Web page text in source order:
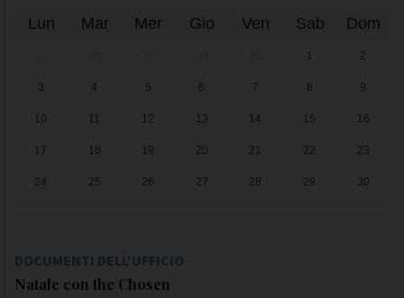
Lun
Mar Mer Gio Ven Sab Dom
1 2
3 4 5 6 7 8 9
10 11 12 13 14 15 16
17 18 19 20 21 22 23
24 25 26 27 28 29 30
DOCUMENTI DELL'UFFICIO
Natale con the Chosen